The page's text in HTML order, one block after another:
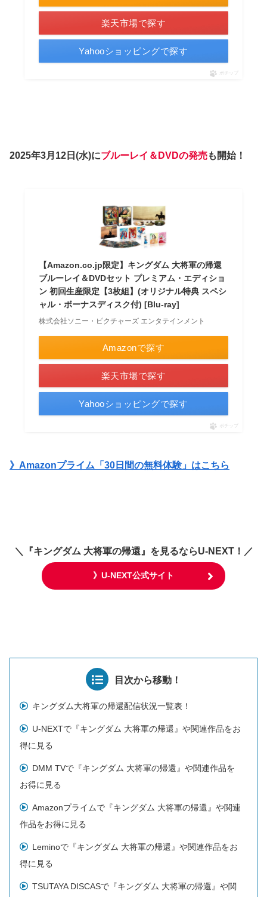
楽天市場で探す
Yahooショッピングで探す
ポチップ
2025年3月12日(水)にブルーレイ＆DVDの発売も開始！
【Amazon.co.jp限定】キングダム 大将軍の帰還
ブルーレイ＆DVDセット プレミアム・エディショ
ン 初回生産限定【3枚組】(オリジナル特典 スペシ
ャル・ボーナスディスク付) [Blu-ray]
株式会社ソニー・ピクチャーズ エンタテインメント
Amazonで探す
楽天市場で探す
Yahooショッピングで探す
ポチップ
》Amazonプライム「30日間の無料体験」はこちら
＼ 『キングダム 大将軍の帰還』 を見るならU-NEXT！／
》U-NEXT公式サイト
目次から移動！
キングダム大将軍の帰還配信状況一覧表！
U-NEXTで『キングダム 大将軍の帰還』や関連作品をお
得に見る
DMM TVで『キングダム 大将軍の帰還』や関連作品を
お得に見る
Amazonプライムで『キングダム 大将軍の帰還』や関連
作品をお得に見る
Leminoで『キングダム 大将軍の帰還』や関連作品をお
得に見る
TSUTAYA DISCASで『キングダム 大将軍の帰還』や関